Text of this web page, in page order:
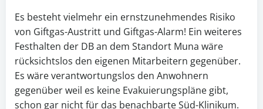
Es besteht vielmehr ein ernstzunehmendes Risiko
von Giftgas-Austritt und Giftgas-Alarm! Ein weiteres
Festhalten der DB an dem Standort Muna wäre
rücksichtslos den eigenen Mitarbeitern gegenüber.
Es wäre verantwortungslos den Anwohnern
gegenüber weil es keine Evakuierungspläne gibt,
schon gar nicht für das benachbarte Süd-Klinikum.